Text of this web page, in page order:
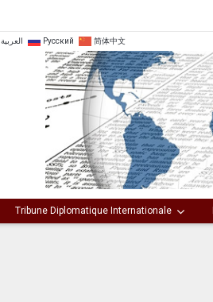
العربية Русский 简体中文
Tribune Diplomatique Internationale